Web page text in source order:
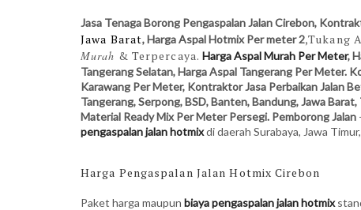
Jasa Tenaga Borong Pengaspalan Jalan Cirebon,
Jawa Barat, Harga Aspal Hotmix Per meter 2,Tukang
Murah & Terpercaya. Harga Aspal Murah Per Meter,
Tangerang Selatan, Harga Aspal Tangerang Per Meter.
Karawang Per Meter, Kontraktor Jasa Perbaikan Jalan
Tangerang, Serpong, BSD, Banten, Bandung, Jawa
Material Ready Mix Per Meter Persegi. Pemborong Jalan
pengaspalan jalan hotmixdi daerah Surabaya, Jawa
Harga Pengaspalan Jalan Hotmix Cirebon
Paket harga maupun biaya pengaspalan jalan hotmix